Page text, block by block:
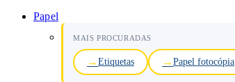
Papel
MAIS PROCURADAS
Etiquetas Papel fotocópia